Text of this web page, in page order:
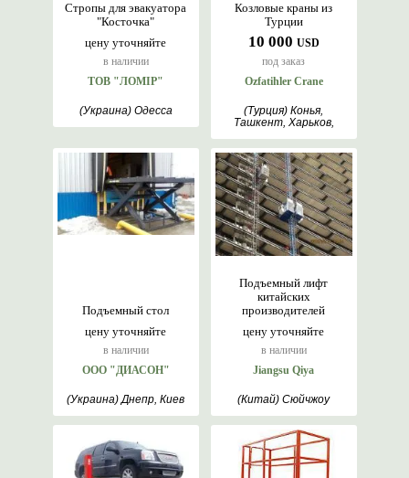
цену уточняйте
в наличии
Стропы для эвакуатора
"Косточка"
ТОВ "ЛОМІР"
(Украина) Одесса
10 000 USD
под заказ
Козловые краны из
Турции
Ozfatihler Crane
(Турция) Конья,
Ташкент, Харьков,
цену уточняйте
в наличии
Подъемный стол
ООО "ДИАСОН"
(Украина) Днепр, Киев
цену уточняйте
в наличии
Подъемный лифт
китайских
производителей
Jiangsu Qiya
(Китай) Сюйчжоу